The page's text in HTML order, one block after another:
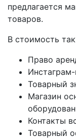
предлагается
товаров.
В стоимость
Право
Товарный
Магазин
Контакты
Товарный